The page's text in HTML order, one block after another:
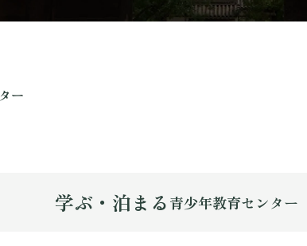
学ぶ・泊まる青少年教育センター